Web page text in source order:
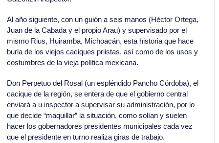
Al año siguiente, con un guión a seis manos (Héctor Ortega,
Juan de la Cabada y el propio Arau) y supervisado por el
mismo Rius, Huiramba, Michoacán, esta historia que hace
burla de los viejos caciques priistas, así como de los usos y
costumbres de la vieja política mexicana.
Don Perpetuo del Rosal (un espléndido Pancho Córdoba), el
cacique de la región, se entera de que el gobierno central
enviará a u inspector a supervisar su administración, por lo
que decide “maquillar” la situación, como solían y suelen
hacer los gobernadores presidentes municipales cada vez
que el presidente en turno realiza giras de trabajo.